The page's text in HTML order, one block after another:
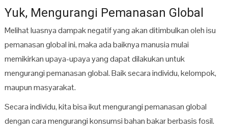
Yuk, Mengurangi Pemanasan Global
Melihat luasnya dampak negatif yang akan ditimbulkan oleh isu
pemanasan global ini, maka ada baiknya manusia mulai
memikirkan upaya-upaya yang dapat dilakukan untuk
mengurangi pemanasan global. Baik secara individu, kelompok,
maupun masyarakat.
Secara individu, kita bisa ikut mengurangi pemanasan global
dengan cara mengurangi konsumsi bahan bakar berbasis fosil.